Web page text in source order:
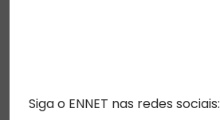
Siga o ENNET nas redes sociais: